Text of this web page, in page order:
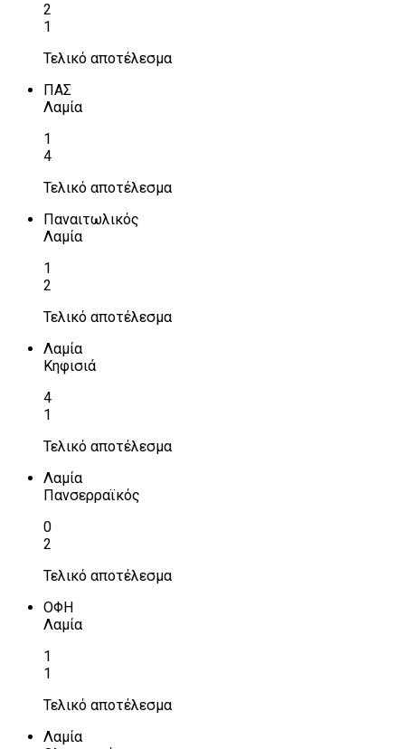
2
1
Τελικό αποτέλεσμα
ΠΑΣ
Λαμία
1
4
Τελικό αποτέλεσμα
Παναιτωλικός
Λαμία
1
2
Τελικό αποτέλεσμα
Λαμία
Κηφισιά
4
1
Τελικό αποτέλεσμα
Λαμία
Πανσερραϊκός
0
2
Τελικό αποτέλεσμα
ΟΦΗ
Λαμία
1
1
Τελικό αποτέλεσμα
Λαμία